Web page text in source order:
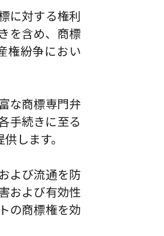
に対する権利
を含め、商標
権紛争におい
な商標専門弁
手続きに至る
します。
よび流通を防
および有効性
の商標権を効